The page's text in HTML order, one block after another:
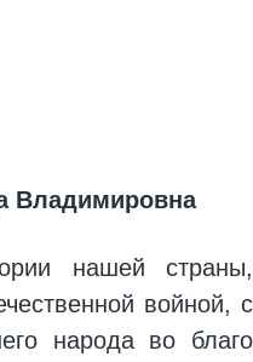
Владимировна
нашей страны,
войной, с
народа во благо